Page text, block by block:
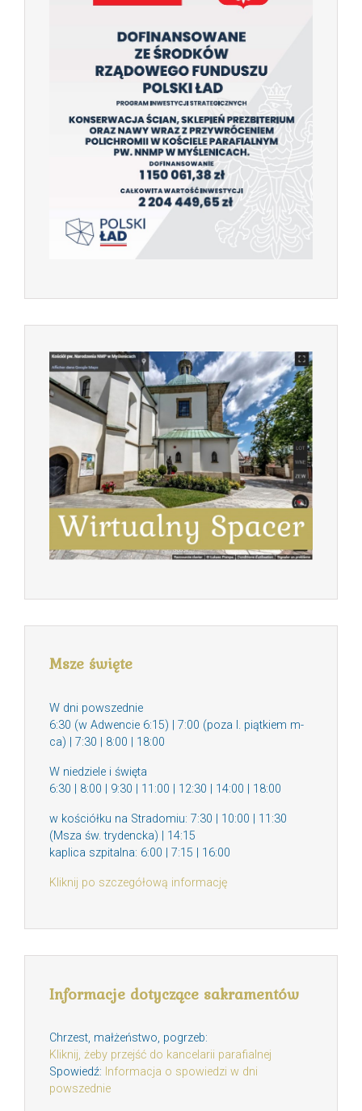
Msze święte
W dni powszednie
6:30 (w Adwencie 6:15) | 7:00 (poza I. piątkiem m-
ca) | 7:30 | 8:00 | 18:00
W niedziele i święta
6:30 | 8:00 | 9:30 | 11:00 | 12:30 | 14:00 | 18:00
w kościółku na Stradomiu: 7:30 | 10:00 | 11:30
(Msza św. trydencka) | 14:15
kaplica szpitalna: 6:00 | 7:15 | 16:00
Kliknij po szczegółową informację
Informacje dotyczące sakramentów
Chrzest, małżeństwo, pogrzeb:
Kliknij, żeby przejść do kancelarii parafialnej
Spowiedź: Informacja o spowiedzi w dni
powszednie